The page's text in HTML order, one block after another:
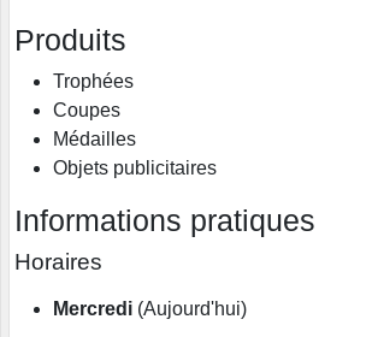
Produits
Trophées
Coupes
Médailles
Objets publicitaires
Informations pratiques
Horaires
Mercredi (Aujourd'hui)